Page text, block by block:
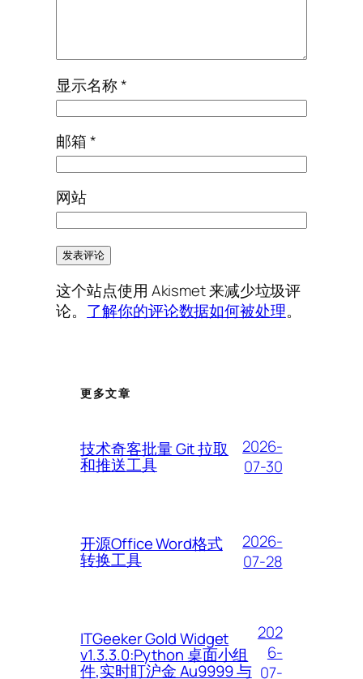
显示名称*
邮箱*
网站
这个站点使用 Akismet 来减少垃圾评
论。 了解你的评论数据如何被处理。
更多文章
技术奇客批量 Git 拉取
和推送工具
2026-
07-30
开源Office Word格式
转换工具
2026-
07-28
ITGeeker Gold Widget
v1.3.3.0:Python 桌面小组
件,实时盯沪金 Au9999 与
202
6-
07-